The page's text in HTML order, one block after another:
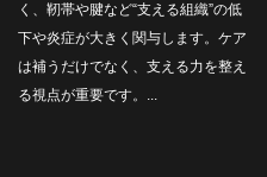
く、靭帯や腱など“支える組織”の低
下や炎症が大きく関与します。ケア
は補うだけでなく、支える力を整え
る視点が重要です。...